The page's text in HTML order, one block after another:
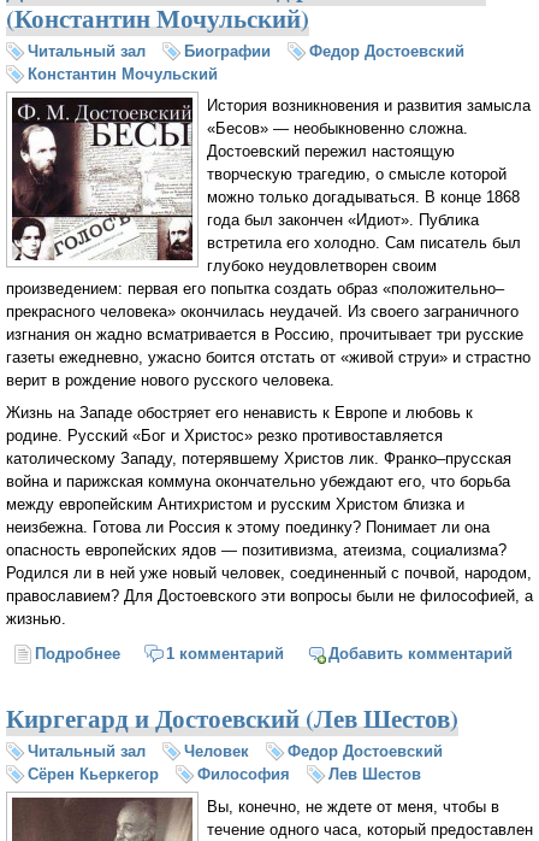
(Константин Мочульский)
Читальный зал Биографии
Федор Достоевский
Константин Мочульский
История возникновения и развития замысла
«Бесов» — необыкновенно сложна.
Достоевский пережил настоящую
творческую трагедию, о смысле которой
можно только догадываться. В конце 1868
года был закончен «Идиот». Публика
встретила его холодно. Сам писатель был
глубоко неудовлетворен своим
произведением: первая его попытка создать образ «положительно–
прекрасного человека» окончилась неудачей. Из своего заграничного
изгнания он жадно всматривается в Россию, прочитывает три русские
газеты ежедневно, ужасно боится отстать от «живой струи» и страстно
верит в рождение нового русского человека.
Жизнь на Западе обостряет его ненависть к Европе и любовь к
родине. Русский «Бог и Христос» резко противоставляется
католическому Западу, потерявшему Христов лик. Франко–прусская
война и парижская коммуна окончательно убеждают его, что борьба
между европейским Антихристом и русским Христом близка и
неизбежна. Готова ли Россия к этому поединку? Понимает ли она
опасность европейских ядов — позитивизма, атеизма, социализма?
Родился ли в ней уже новый человек, соединенный с почвой, народом,
православием? Для Достоевского эти вопросы были не философией, а
жизнью.
Подробнее о Достоевский. Работа над романом «Бесы»
1 комментарий Добавить комментарий
Киргегард и Достоевский (Лев Шестов)
Читальный зал Человек
Федор Достоевский
Сёрен Кьеркегор
Философия
Лев Шестов
Вы, конечно, не ждете от меня, чтобы в
течение одного часа, который предоставлен